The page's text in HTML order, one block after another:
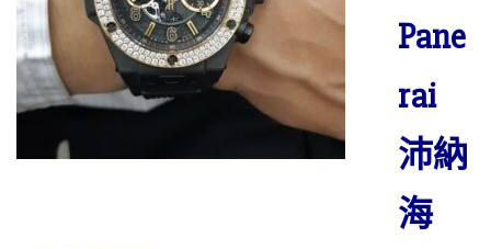
Pane
rai
沛納
海